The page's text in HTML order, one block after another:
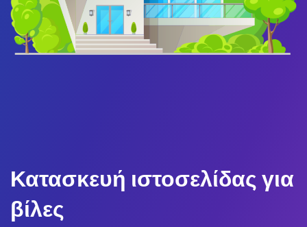
Κατασκευή ιστοσελίδας για
βίλες